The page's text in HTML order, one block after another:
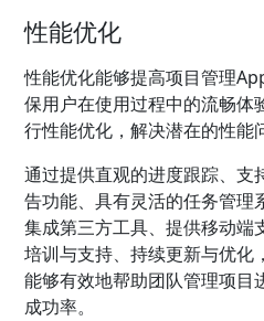
性能优化
性能优化能够提高项目管理
保用户在使用过程中的流畅
行性能优化，解决潜在的性能
通过提供直观的进度跟踪、支
告功能、具有灵活的任务管理
集成第三方工具、提供移动端
培训与支持、持续更新与优化
能够有效地帮助团队管理项目
成功率。